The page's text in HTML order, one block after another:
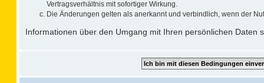
Vertragsverhältnis mit sofortiger Wirkung.
Die Änderungen gelten als anerkannt und verbindlich, wenn der
Informationen über den Umgang mit Ihren persönlichen Daten